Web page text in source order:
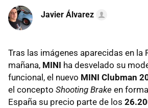
Javier Álvarez
Tras las imágenes aparecidas en la
mañana, MINI ha desvelado su
funcional, el nuevo MINI Clubman
el concepto Shooting Brake en
España su precio parte de los